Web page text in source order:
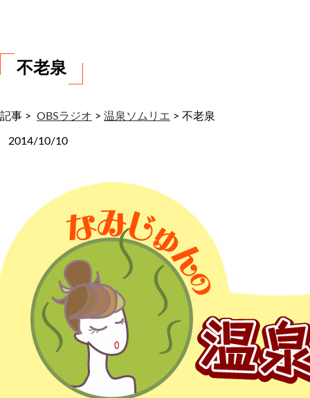
不老泉
記事 > OBSラジオ > 温泉ソムリエ > 不老泉
2014/10/10